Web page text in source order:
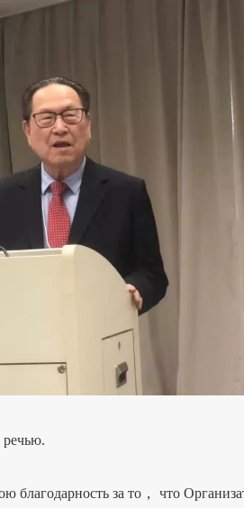
за то， что